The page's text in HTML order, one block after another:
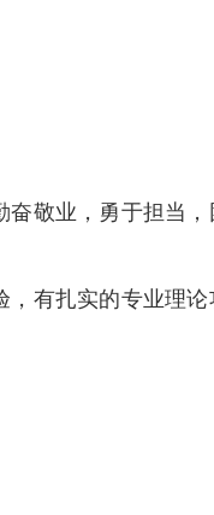
敬业，勇于担当，
有扎实的专业理